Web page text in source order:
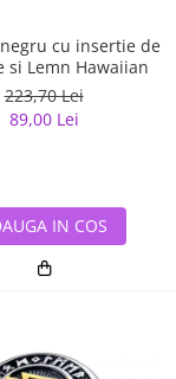
cu insertie de
si Lemn Hawaiian
223,70 Lei
89,00 Lei
IN COS